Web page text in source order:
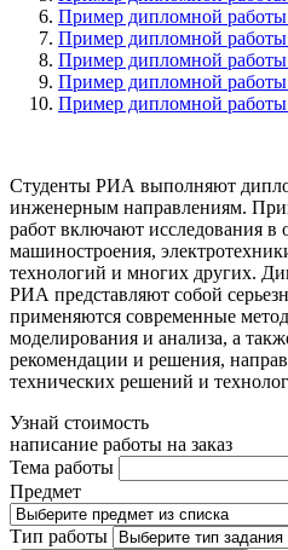
Пример дипломной
Пример дипломной
Пример дипломной
Пример дипломной
Пример дипломной
Студенты РИА выполняют
инженерным направлениям.
работ включают исследования в
машиностроения,
технологий и многих других.
РИА представляют собой
применяются современные
моделирования и анализа, а
рекомендации и решения,
технических решений и
Узнай стоимость
написание работы на заказ
Тема работы
Предмет
Тип работы